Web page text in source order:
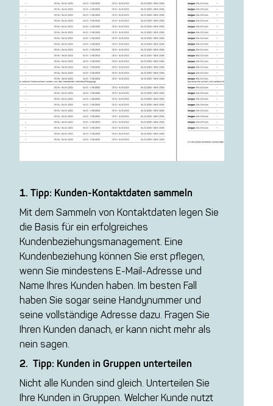
1. Tipp: Kunden-Kontaktdaten sammeln
Mit dem Sammeln von Kontaktdaten legen Sie
die Basis für ein erfolgreiches
Kundenbeziehungsmanagement. Eine
Kundenbeziehung können Sie erst pflegen,
wenn Sie mindestens E-Mail-Adresse und
Name Ihres Kunden haben. Im besten Fall
haben Sie sogar seine Handynummer und
seine vollständige Adresse dazu. Fragen Sie
Ihren Kunden danach, er kann nicht mehr als
nein sagen.
2. Tipp: Kunden in Gruppen unterteilen
Nicht alle Kunden sind gleich. Unterteilen Sie
Ihre Kunden in Gruppen. Welcher Kunde nutzt